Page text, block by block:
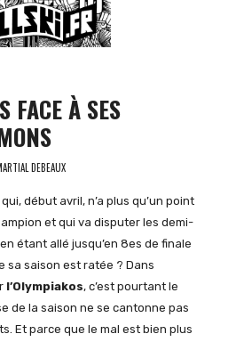
FACE À SES
DEBEAUX
début avril, n’a plus qu’un point
et qui va disputer les demi-
étant allé jusqu’en 8es de finale
sa saison est ratée ? Dans
l’Olympiakos, c’est pourtant le
de la saison ne se cantonne pas
Et parce que le mal est bien plus